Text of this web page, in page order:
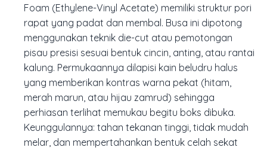
Foam (Ethylene-Vinyl Acetate) memiliki struktur pori
rapat yang padat dan membal. Busa ini dipotong
menggunakan teknik die-cut atau pemotongan
pisau presisi sesuai bentuk cincin, anting, atau rantai
kalung. Permukaannya dilapisi kain beludru halus
yang memberikan kontras warna pekat (hitam,
merah marun, atau hijau zamrud) sehingga
perhiasan terlihat memukau begitu boks dibuka.
Keunggulannya: tahan tekanan tinggi, tidak mudah
melar, dan mempertahankan bentuk celah sekat